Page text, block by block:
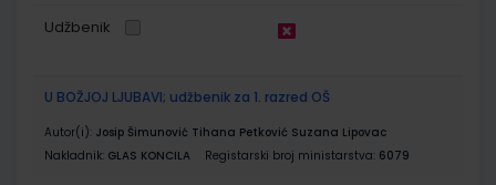
Udžbenik
U BOŽJOJ LJUBAVI; udžbenik za 1. razred OŠ
Autor(i): Josip Šimunović Tihana Petković Suzana Lipovac
Nakladnik: GLAS KONCILA Registarski broj ministarstva: 6079